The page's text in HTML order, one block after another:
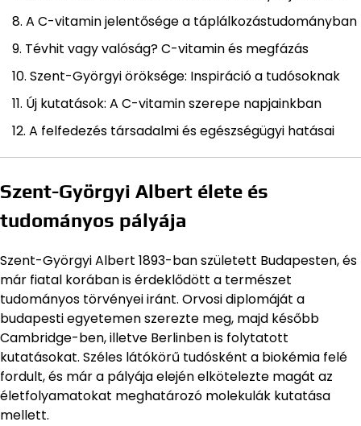
A C-vitamin jelentősége a táplálkozástudományban
Tévhit vagy valóság? C-vitamin és megfázás
Szent-Györgyi öröksége: Inspiráció a tudósoknak
Új kutatások: A C-vitamin szerepe napjainkban
A felfedezés társadalmi és egészségügyi hatásai
Szent-Györgyi Albert élete és
tudományos pályája
Szent-Györgyi Albert 1893-ban született Budapesten, és
már fiatal korában is érdeklődött a természet
tudományos törvényei iránt. Orvosi diplomáját a
budapesti egyetemen szerezte meg, majd később
Cambridge-ben, illetve Berlinben is folytatott
kutatásokat. Széles látókörű tudósként a biokémia felé
fordult, és már a pályája elején elkötelezte magát az
életfolyamatokat meghatározó molekulák kutatása
mellett.